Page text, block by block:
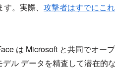
。実際、 攻撃者はすでにこ
は Microsoft と共同でオー
ル データを精査して潜在的